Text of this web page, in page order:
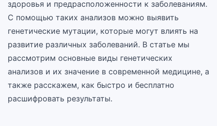
здоровья и предрасположенности к заболеваниям.
С помощью таких анализов можно выявить
генетические мутации, которые могут влиять на
развитие различных заболеваний. В статье мы
рассмотрим основные виды генетических
анализов и их значение в современной медицине, а
также расскажем, как быстро и бесплатно
расшифровать результаты.